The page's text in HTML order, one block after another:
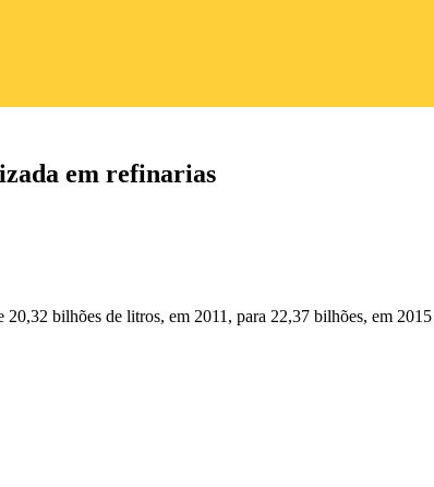
em refinarias
bilhões de litros, em 2011, para 22,37 bilhões, em 2015